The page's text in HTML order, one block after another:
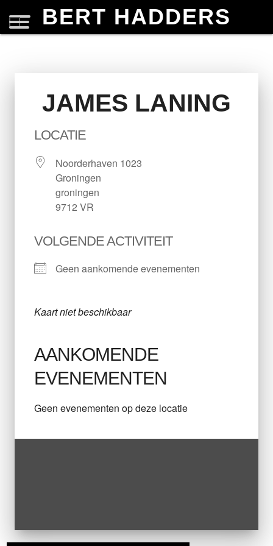
BERT HADDERS
JAMES LANING
LOCATIE
Noorderhaven 1023
Groningen
groningen
9712 VR
VOLGENDE ACTIVITEIT
Geen aankomende evenementen
Kaart niet beschikbaar
AANKOMENDE
EVENEMENTEN
Geen evenementen op deze locatie